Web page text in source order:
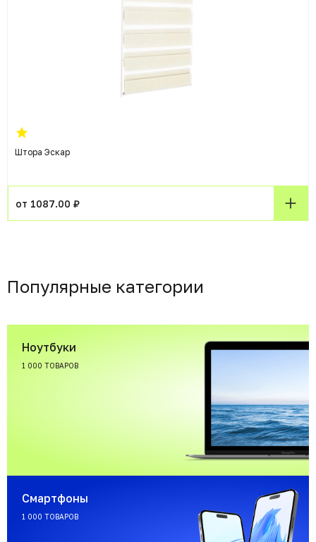
Штора Эскар
от 1087.00 ₽
Популярные категории
Ноутбуки
1 000 ТОВАРОВ
Смартфоны
1 000 ТОВАРОВ